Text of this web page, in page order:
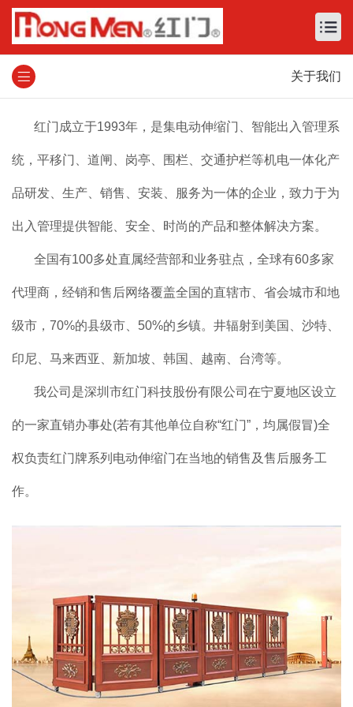
关于我们
红门成立于1993年，是集电动伸缩门、智能出入管理系
统，平移门、道闸、岗亭、围栏、交通护栏等机电一体化产
品研发、生产、销售、安装、服务为一体的企业，致力于为
出入管理提供智能、安全、时尚的产品和整体解决方案。
全国有100多处直属经营部和业务驻点，全球有60多家
代理商，经销和售后网络覆盖全国的直辖市、省会城市和地
级市，70%的县级市、50%的乡镇。井辐射到美国、沙特、
印尼、马来西亚、新加坡、韩国、越南、台湾等。
我公司是深圳市红门科技股份有限公司在宁夏地区设立
的一家直销办事处(若有其他单位自称“红门”，均属假冒)全
权负责红门牌系列电动伸缩门在当地的销售及售后服务工
作。